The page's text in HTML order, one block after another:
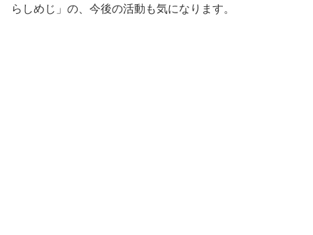
らしめじ」の、今後の活動も気になります。